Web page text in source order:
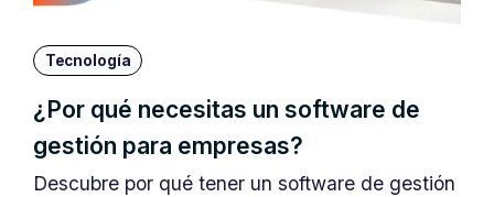
Tecnología
¿Por qué necesitas un software de
gestión para empresas?
Descubre por qué tener un software de gestión